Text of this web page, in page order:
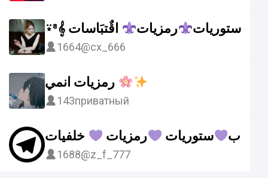
⍣⁸𝄞 ستوريات رمزيات اقٌتبَاسات𝄞
1664@cx_666
143приватный
ستوريات رمزيات
1688@z_f_777